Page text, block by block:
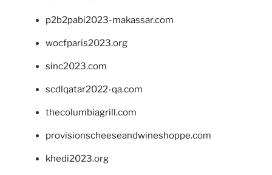
p2b2pabi2023-makassar.com
wocfparis2023.org
sinc2023.com
scdlqatar2022-qa.com
thecolumbiagrill.com
provisionscheeseandwineshoppe.com
khedi2023.org